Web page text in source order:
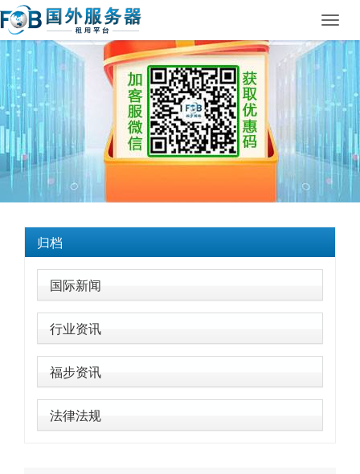
归档
国际新闻
行业资讯
福步资讯
法律法规